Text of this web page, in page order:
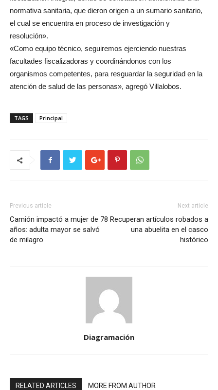
normativa sanitaria, que dieron origen a un sumario sanitario,
el cual se encuentra en proceso de investigación y
resolución».
«Como equipo técnico, seguiremos ejerciendo nuestras
facultades fiscalizadoras y coordinándonos con los
organismos competentes, para resguardar la seguridad en la
atención de salud de las personas», agregó Villalobos.
TAGS Principal
Previous article
Camión impactó a mujer de 78
años: adulta mayor se salvó
de milagro
Next article
Recuperan artículos robados a
una abuelita en el casco
histórico
Diagramación
RELATED ARTICLES MORE FROM AUTHOR